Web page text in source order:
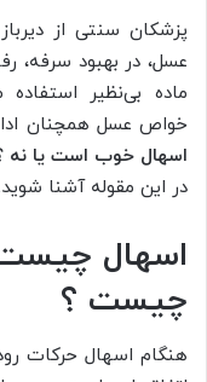
پزشکان سنتی از
عسل، در بهبود سرفه،
ماده بی‌نظیر
خواص عسل همچنان
اسهال خوب است یا نه
در این مقوله آشنا
اسهال چیست
چیست ؟
هنگام اسهال حرکات